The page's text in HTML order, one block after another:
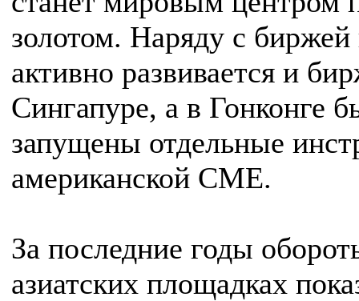
золотом. Наряду с
активно развивается и
Сингапуре, а в Гонконге
запущены отдельные
американской CME.
За последние годы
азиатских площадках